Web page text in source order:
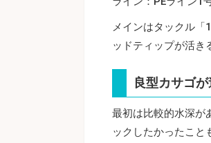
メインはタックル「
ッドティップが活き
良型カサゴ
最初は比較的水深が
ックしたかったこと